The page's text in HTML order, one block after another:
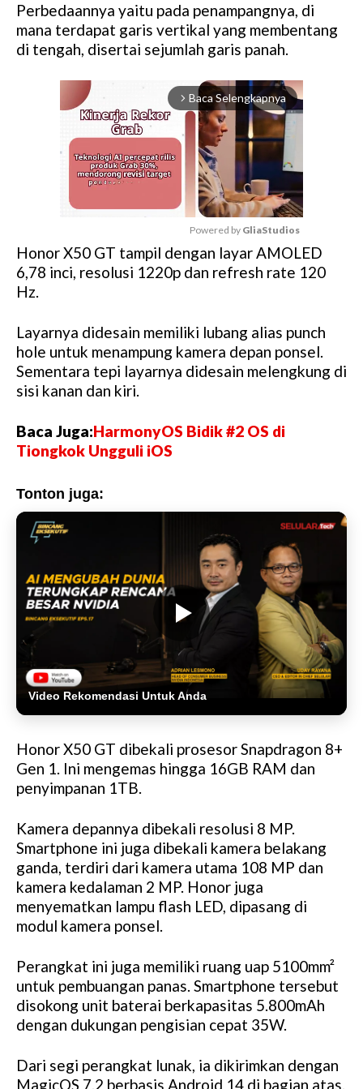
Perbedaannya yaitu pada penampangnya, di
mana terdapat garis vertikal yang membentang
di tengah, disertai sejumlah garis panah.
arrow_forward_ios Baca Selengkapnya
M
u
Powered by GliaStudios
Honor X50 GT tampil dengan layar AMOLED
6,78 inci, resolusi 1220p dan refresh rate 120
Hz.
Layarnya didesain memiliki lubang alias punch
hole untuk menampung kamera depan ponsel.
Sementara tepi layarnya didesain melengkung di
sisi kanan dan kiri.
Baca Juga:HarmonyOS Bidik #2 OS di
Tiongkok Ungguli iOS
Tonton juga:
Video Rekomendasi Untuk Anda
Honor X50 GT dibekali prosesor Snapdragon 8+
Gen 1. Ini mengemas hingga 16GB RAM dan
penyimpanan 1TB.
Kamera depannya dibekali resolusi 8 MP.
Smartphone ini juga dibekali kamera belakang
ganda, terdiri dari kamera utama 108 MP dan
kamera kedalaman 2 MP. Honor juga
menyematkan lampu flash LED, dipasang di
modul kamera ponsel.
Perangkat ini juga memiliki ruang uap 5100mm²
untuk pembuangan panas. Smartphone tersebut
disokong unit baterai berkapasitas 5.800mAh
dengan dukungan pengisian cepat 35W.
Dari segi perangkat lunak, ia dikirimkan dengan
MagicOS 7.2 berbasis Android 14 di bagian atas.